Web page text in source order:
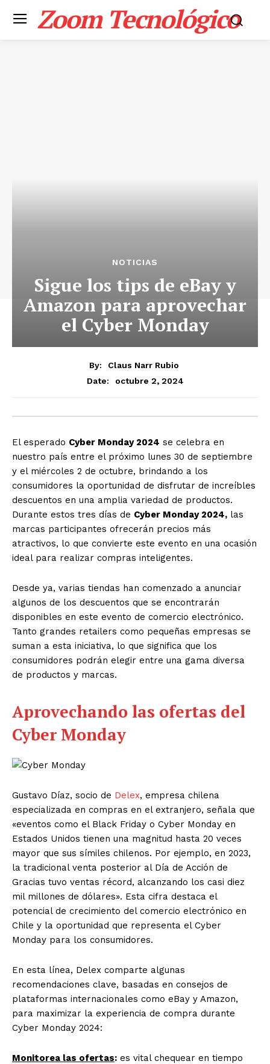
Zoom Tecnológico
NOTICIAS
Sigue los tips de eBay y
Amazon para aprovechar
el Cyber Monday
By:
Claus Narr Rubio
Date:
octubre 2, 2024
El esperado Cyber Monday 2024 se celebra en
nuestro país entre el próximo lunes 30 de septiembre
y el miércoles 2 de octubre, brindando a los
consumidores la oportunidad de disfrutar de increíbles
descuentos en una amplia variedad de productos.
Durante estos tres días de Cyber Monday 2024, las
marcas participantes ofrecerán precios más
atractivos, lo que convierte este evento en una ocasión
ideal para realizar compras inteligentes.
Desde ya, varias tiendas han comenzado a anunciar
algunos de los descuentos que se encontrarán
disponibles en este evento de comercio electrónico.
Tanto grandes retailers como pequeñas empresas se
suman a esta iniciativa, lo que significa que los
consumidores podrán elegir entre una gama diversa
de productos y marcas.
Aprovechando las ofertas del
Cyber Monday
Gustavo Díaz, socio de Delex, empresa chilena
especializada en compras en el extranjero, señala que
«eventos como el Black Friday o Cyber Monday en
Estados Unidos tienen una magnitud hasta 20 veces
mayor que sus símiles chilenos. Por ejemplo, en 2023,
la tradicional venta posterior al Día de Acción de
Gracias tuvo ventas récord, alcanzando los casi diez
mil millones de dólares». Esta cifra destaca el
potencial de crecimiento del comercio electrónico en
Chile y la oportunidad que representa el Cyber
Monday para los consumidores.
En esta línea, Delex comparte algunas
recomendaciones clave, basadas en consejos de
plataformas internacionales como eBay y Amazon,
para maximizar la experiencia de compra durante
Cyber Monday 2024:
Monitorea las ofertas: es vital chequear en tiempo